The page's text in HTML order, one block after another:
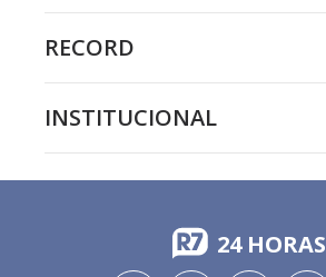
RECORD
INSTITUCIONAL
24 HORAS